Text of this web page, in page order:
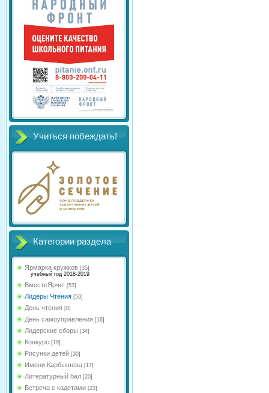
Учиться побеждать!
Категории раздела
Ярмарка кружков [35]
учебный год 2018-2019
ВместеЯрче! [53]
Лидеры Чтения [59]
День чтения [8]
День самоуправления [16]
Лидерские сборы [34]
Конкурс [19]
Рисунки детей [30]
Имени Карбышева [17]
Литературный бал [20]
Встреча с кадетами [23]